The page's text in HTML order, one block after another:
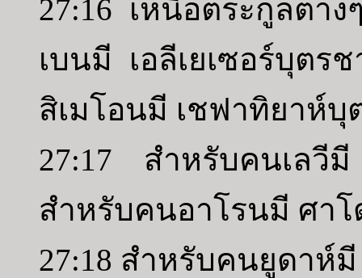
27:16 เหนือตระกูลต่า
เบนมี เอลีเยเซอร์บุต
สิเมโอนมี เชฟาทิยาห์
27:17 สำหรับคนเลวี
สำหรับคนอาโรนมี ศาโ
27:18 สำหรับคนยูดาห์